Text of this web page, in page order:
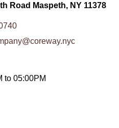
Road Maspeth, NY 11378
to 05:00PM